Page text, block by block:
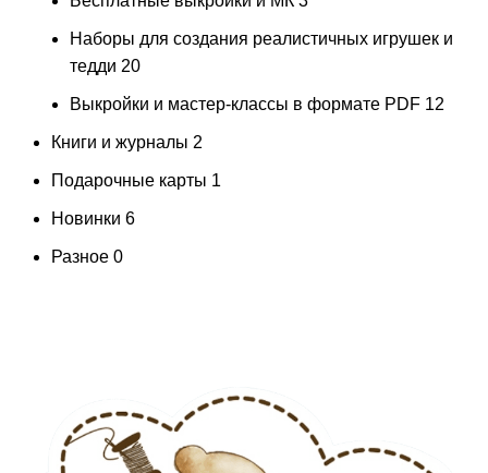
Наборы для создания реалистичных игрушек и
тедди 20
Выкройки и мастер-классы в формате PDF 12
Книги и журналы 2
Подарочные карты 1
Новинки 6
Разное 0